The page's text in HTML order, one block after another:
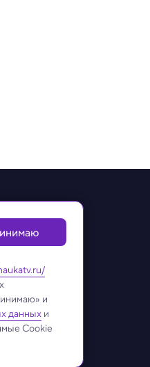
правах.
юридически
и
данных и
Cookie